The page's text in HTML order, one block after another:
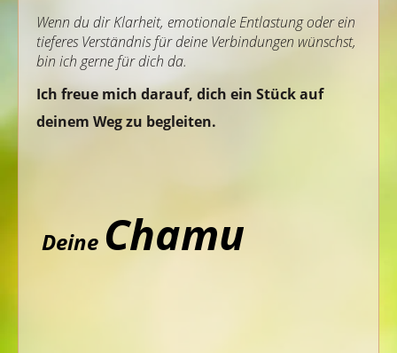
Wenn du dir Klarheit, emotionale Entlastung oder ein
tieferes Verständnis für deine Verbindungen wünschst,
bin ich gerne für dich da.
Ich freue mich darauf, dich ein Stück auf
deinem Weg zu begleiten.
Deine Chamu